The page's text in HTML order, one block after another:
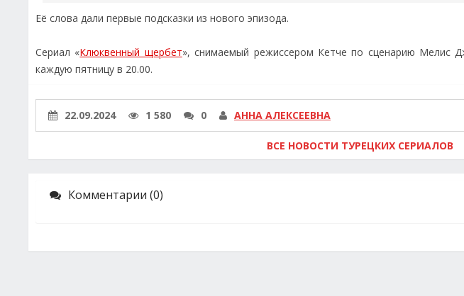
Её слова дали первые подсказки из нового эпизода.
Сериал «Клюквенный щербет», снимаемый режиссером Кетче по сценарию Мелис
каждую пятницу в 20.00.
22.09.2024 1 580 0 АННА АЛЕКСЕЕВНА
ВСЕ НОВОСТИ ТУРЕЦКИХ СЕРИАЛОВ
Комментарии (0)